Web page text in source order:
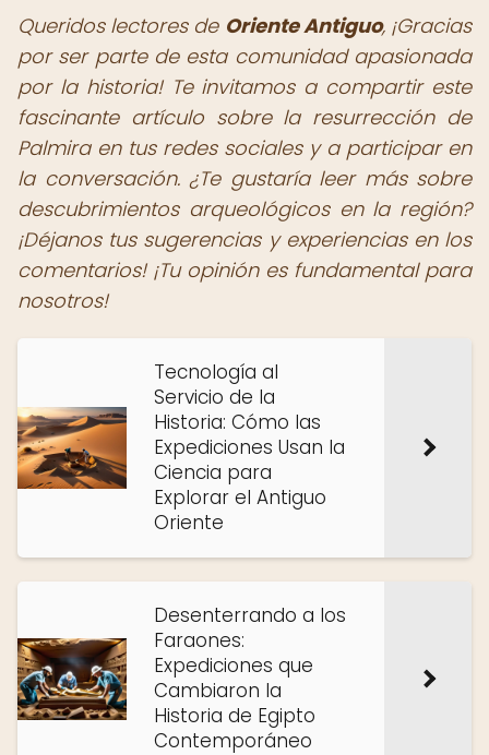
Queridos lectores de Oriente Antiguo,¡Gracias
por ser parte de esta comunidad apasionada
por la historia! Te invitamos a compartir este
fascinante artículo sobre la resurrección de
Palmira en tus redes sociales y a participar en
la conversación. ¿Te gustaría leer más sobre
descubrimientos arqueológicos en la región?
¡Déjanos tus sugerencias y experiencias en los
comentarios! ¡Tu opinión es fundamental para
nosotros!
Tecnología al
Servicio de la
Historia: Cómo las
Expediciones Usan la
Ciencia para
Explorar el Antiguo
Oriente
Desenterrando a los
Faraones:
Expediciones que
Cambiaron la
Historia de Egipto
Contemporáneo